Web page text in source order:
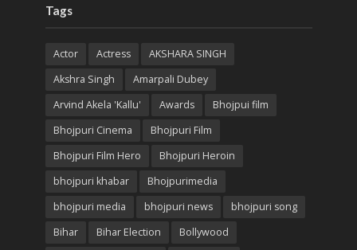
Tags
Actor Actress
AKSHARA SINGH
Akshra Singh
Amarpali Dubey
Arvind Akela 'Kallu'
Awards
Bhojpui film
Bhojpuri Cinema
Bhojpuri Film
Bhojpuri Film Hero
Bhojpuri Heroin
bhojpuri khabar
Bhojpurimedia
bhojpuri media
bhojpuri news
bhojpuri song
Bihar
Bihar Election
Bollywood